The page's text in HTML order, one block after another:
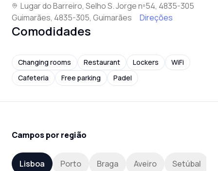
Lugar do Barreiro, Selho S. Jorge nº54, 4835-305
Guimarães, 4835-305, Guimarães
Direções
Comodidades
Changing rooms Restaurant Lockers
WiFi
Cafeteria
Free parking Padel
Campos por região
Lisboa Porto Braga Aveiro Setúbal